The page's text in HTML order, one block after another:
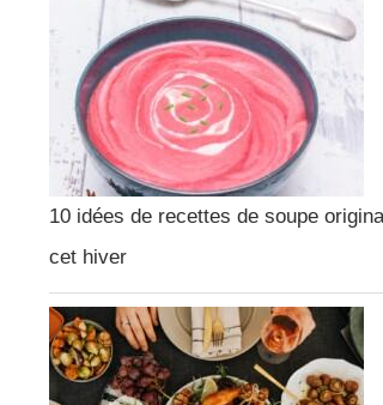
10 idées de recettes de soupe
cet hiver